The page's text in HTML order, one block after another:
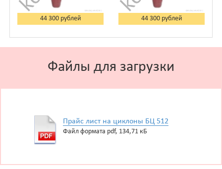
44 300 рублей 44 300 рублей
Файлы для загрузки
Прайс лист на циклоны БЦ 512
Файл формата pdf, 134,71 кБ